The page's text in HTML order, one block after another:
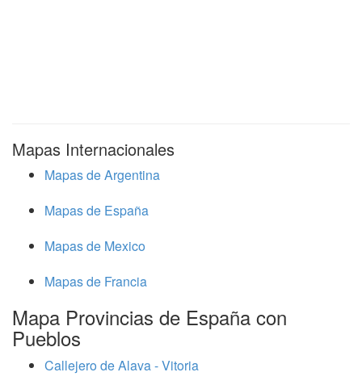
Mapas Internacionales
Mapas de Argentina
Mapas de España
Mapas de Mexico
Mapas de Francia
Mapa Provincias de España con
Pueblos
Callejero de Alava - Vitoria